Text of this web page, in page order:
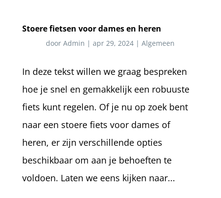
Stoere fietsen voor dames en heren
doorAdmin |apr 29, 2024 |Algemeen
In deze tekst willen we graag bespreken
hoe je snel en gemakkelijk een robuuste
fiets kunt regelen. Of je nu op zoek bent
naar een stoere fiets voor dames of
heren, er zijn verschillende opties
beschikbaar om aan je behoeften te
voldoen. Laten we eens kijken naar...